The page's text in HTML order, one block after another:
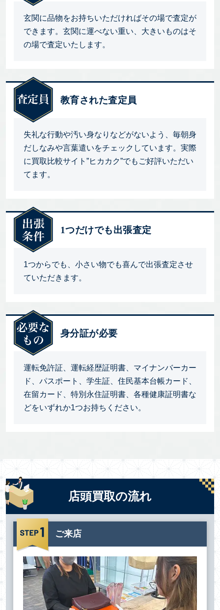
玄関に品物をお持ちいただければその場で査定が
できます。玄関に運べない重い、大きいものはそ
の場で査定いたします。
教育された査定員
失礼な行動や汚い身なりなどがないよう、毎朝身
だしなみや言葉遣いをチェックしています。実際
に買取比較サイト”ヒカカク”でもご好評いただい
てます。
1つだけでも出張査定
1つからでも、小さい物でも喜んで出張査定させ
ていただきます。
身分証が必要
運転免許証、運転経歴証明書、マイナンバーカー
ド、パスポート、学生証、住民基本台帳カード、
在留カード、特別永住証明書、各種健康証明書な
どをいずれか1つお持ちください。
店頭買取の流れ
ご来店